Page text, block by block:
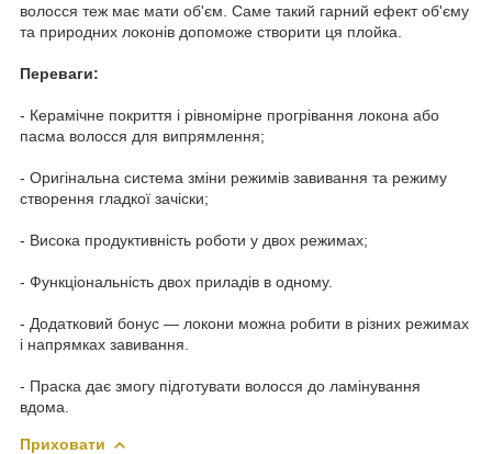
волосся теж має мати об'єм. Саме такий гарний ефект об'єму
та природних локонів допоможе створити ця плойка.
Переваги:
- Керамічне покриття і рівномірне прогрівання локона або
пасма волосся для випрямлення;
- Оригінальна система зміни режимів завивання та режиму
створення гладкої зачіски;
- Висока продуктивність роботи у двох режимах;
- Функціональність двох приладів в одному.
- Додатковий бонус — локони можна робити в різних режимах
і напрямках завивання.
- Праска дає змогу підготувати волосся до ламінування
вдома.
Приховати